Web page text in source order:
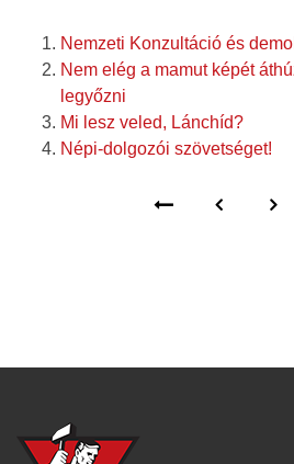
Nemzeti Konzultáció és
Nem elég a mamut képét
legyőzni
Mi lesz veled, Lánchíd?
Népi-dolgozói szövetséget!